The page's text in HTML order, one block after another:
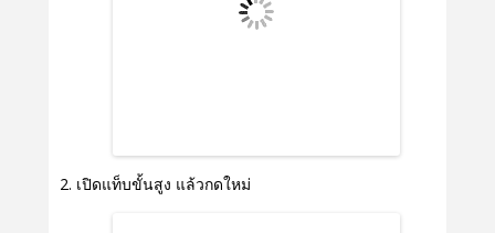
เปิดแท็บขั้นสูง แล้วกดใหม่